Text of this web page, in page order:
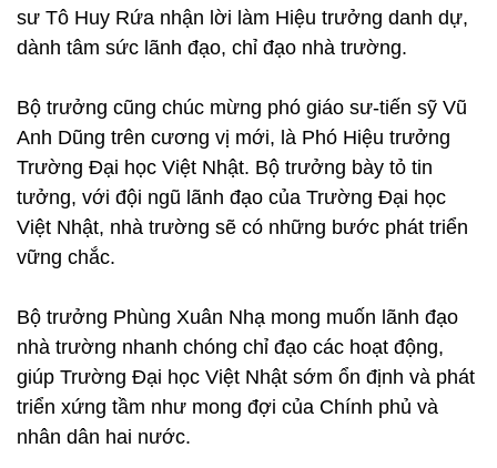
sư Tô Huy Rứa nhận lời làm Hiệu trưởng danh dự,
dành tâm sức lãnh đạo, chỉ đạo nhà trường.
Bộ trưởng cũng chúc mừng phó giáo sư-tiến sỹ Vũ
Anh Dũng trên cương vị mới, là Phó Hiệu trưởng
Trường Đại học Việt Nhật. Bộ trưởng bày tỏ tin
tưởng, với đội ngũ lãnh đạo của Trường Đại học
Việt Nhật, nhà trường sẽ có những bước phát triển
vững chắc.
Bộ trưởng Phùng Xuân Nhạ mong muốn lãnh đạo
nhà trường nhanh chóng chỉ đạo các hoạt động,
giúp Trường Đại học Việt Nhật sớm ổn định và phát
triển xứng tầm như mong đợi của Chính phủ và
nhân dân hai nước.